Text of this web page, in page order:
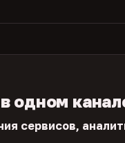
одном
сервисов,